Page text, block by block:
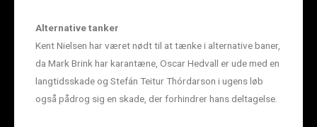
Alternative tanker
Kent Nielsen har været nødt til at tænke i alternative baner,
da Mark Brink har karantæne, Oscar Hedvall er ude med en
langtidsskade og Stefán Teitur Thórdarson i ugens løb
også pådrog sig en skade, der forhindrer hans deltagelse.